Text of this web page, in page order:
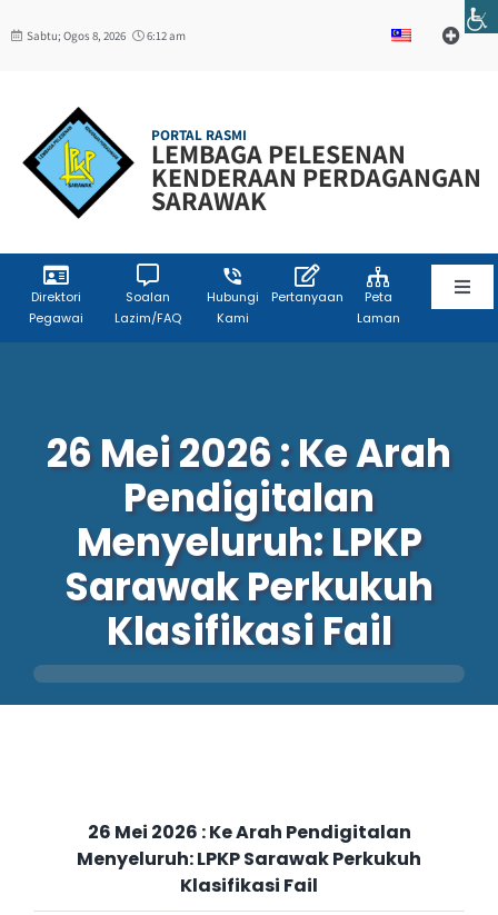
to
Sabtu; Ogos 8, 2026 6:12 am
Toggle
W3C
PORTAL RASMI
LEMBAGA PELESENAN
KENDERAAN PERDAGANGAN
SARAWAK
Direktori
Pegawai
Soalan
Lazim/FAQ
Hubungi
Kami
Pertanyaan
Peta
Laman
Sumber Maklumat
Perkhidmatan
Warga LPKP
26 Mei 2026 : Ke Arah
Pendigitalan
Menyeluruh: LPKP
Sarawak Perkukuh
Klasifikasi Fail
26 Mei 2026 : Ke Arah Pendigitalan
Menyeluruh: LPKP Sarawak Perkukuh
Klasifikasi Fail